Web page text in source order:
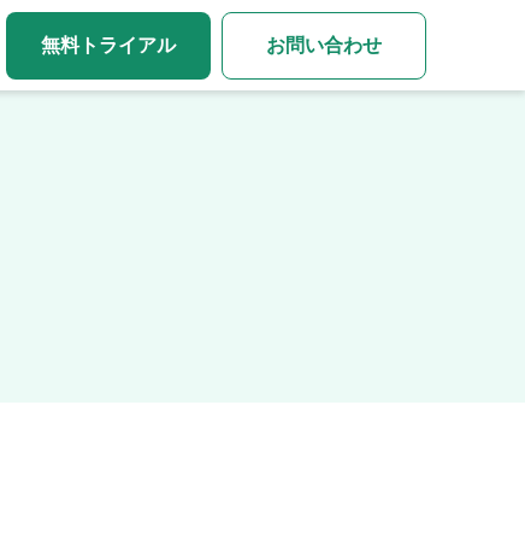
無料トライアル お問い合わせ